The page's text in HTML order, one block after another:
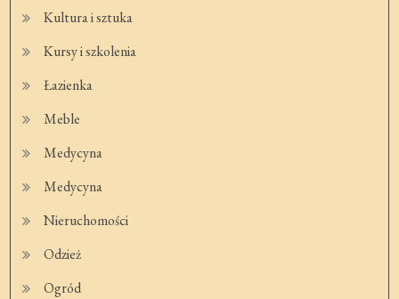
Kultura i sztuka
Kursy i szkolenia
Łazienka
Meble
Medycyna
Medycyna
Nieruchomości
Odzież
Ogród